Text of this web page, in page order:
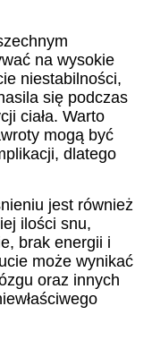
na wysokie
niestabilności,
się podczas
ciała. Warto
mogą być
dlatego
jest również
ilości snu,
brak energii i
może wynikać
oraz innych